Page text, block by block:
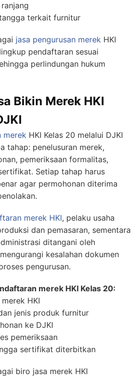
terkait furnitur
jasa pengurusan merek HKI
pendaftaran sesuai
perlindungan hukum
Bikin Merek HKI
merek HKI Kelas 20 melalui DJKI
tahap: penelusuran merek,
pemeriksaan formalitas,
Setiap tahap harus
agar permohonan diterima
merek HKI, pelaku usaha
dan pemasaran, sementara
ditangani oleh
kesalahan dokumen
pengurusan.
merek HKI Kelas 20:
HKI
jenis produk furnitur
ke DJKI
pemeriksaan
sertifikat diterbitkan
biro jasa merek HKI